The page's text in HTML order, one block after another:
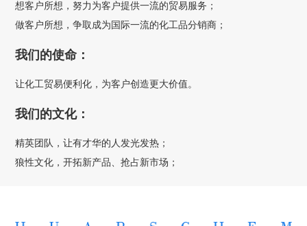
想客户所想，努力为客户提供一流的贸易服务；
做客户所想，争取成为国际一流的化工品分销商；
我们的使命：
让化工贸易便利化，为客户创造更大价值。
我们的文化：
精英团队，让有才华的人发光发热；
狼性文化，开拓新产品、抢占新市场；